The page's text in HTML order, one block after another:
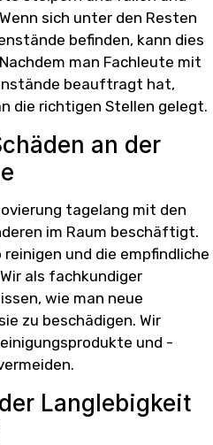
sich unter den Resten
befinden, kann dies
man Fachleute mit
beauftragt hat,
die richtigen Stellen gelegt.
an der
tagelang mit den
im Raum beschäftigt.
reinigen und die empfindliche
als fachkundiger
wie man neue
zu beschädigen. Wir
und -
Langlebigkeit